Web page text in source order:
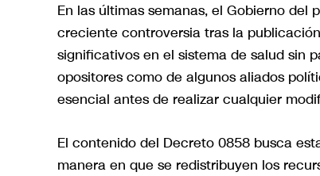
En las últimas semanas, el Gobierno
creciente controversia tras la
significativos en el sistema de salud sin
opositores como de algunos aliados
esencial antes de realizar cualquier
El contenido del Decreto 0858 busca
manera en que se redistribuyen los